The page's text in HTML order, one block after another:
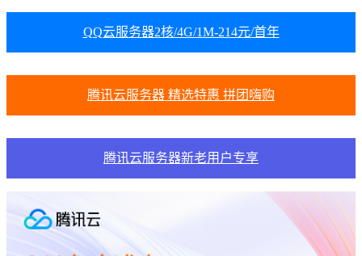
QQ云服务器2核/4G/1M-214元/首年
腾讯云服务器 精选特惠 拼团嗨购
腾讯云服务器新老用户专享